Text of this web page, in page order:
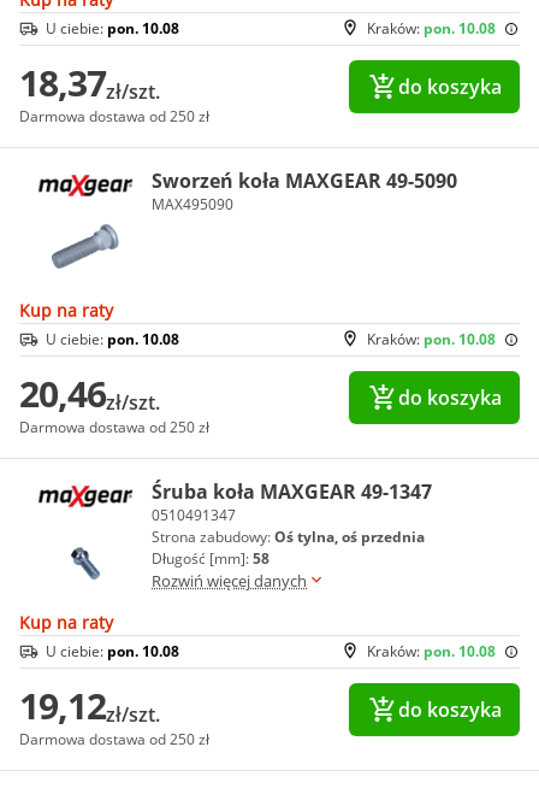
Kraków: pon. 10.08
U ciebie: pon. 10.08
18,37zł/szt.
Darmowa dostawa od 250 zł
do koszyka
Sworzeń koła MAXGEAR 49-5090
MAX495090
Kup na raty
Kraków: pon. 10.08
U ciebie: pon. 10.08
20,46zł/szt.
Darmowa dostawa od 250 zł
do koszyka
Śruba koła MAXGEAR 49-1347
0510491347
Strona zabudowy:Oś tylna, oś przednia
Długość [mm]:58
Rozwiń więcej danych
Kup na raty
Kraków: pon. 10.08
U ciebie: pon. 10.08
19,12zł/szt.
Darmowa dostawa od 250 zł
do koszyka